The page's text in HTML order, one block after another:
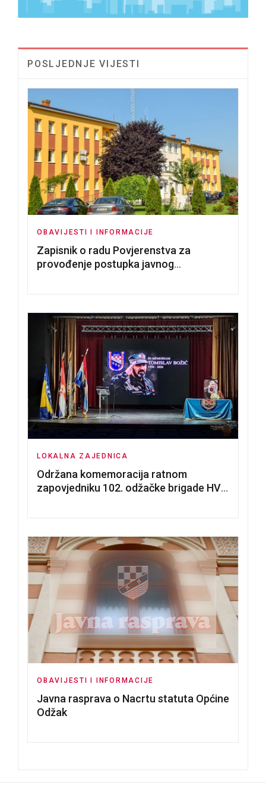
POSLJEDNJE VIJESTI
OBAVIJESTI I INFORMACIJE
Zapisnik o radu Povjerenstva za
provođenje postupka javnog
LOKALNA ZAJEDNICA
Održana komemoracija ratnom
zapovjedniku 102. odžačke brigade HVO
OBAVIJESTI I INFORMACIJE
Javna rasprava o Nacrtu statuta Općine
Odžak